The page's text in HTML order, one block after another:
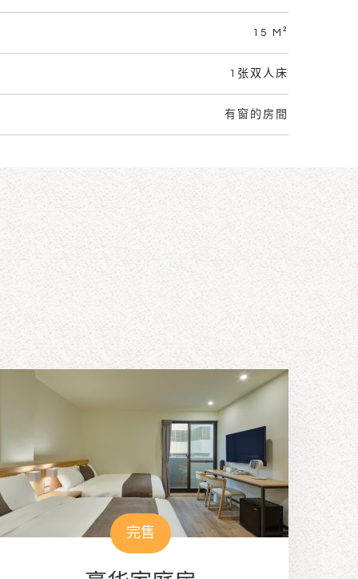
15 M²
1张双人床
有窗的房間
完售